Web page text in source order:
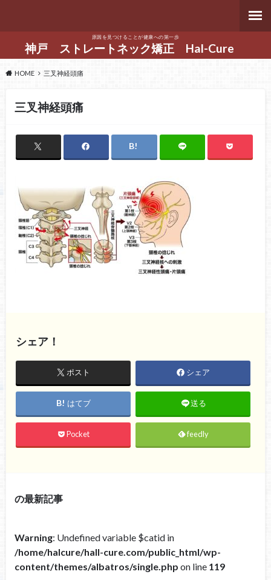
原因を見つけることが健康への第一歩
神戸 ストレートネック矯正 Hal-Cure
HOME 三叉神経頭痛
三叉神経頭痛
シェア！
ポスト シェア
はてブ 送る
Pocket feedly
の最新記事
Warning: Undefined variable $catid in
/home/halcure/hall-cure.com/public_html/wp-
content/themes/albatros/single.php on line 119